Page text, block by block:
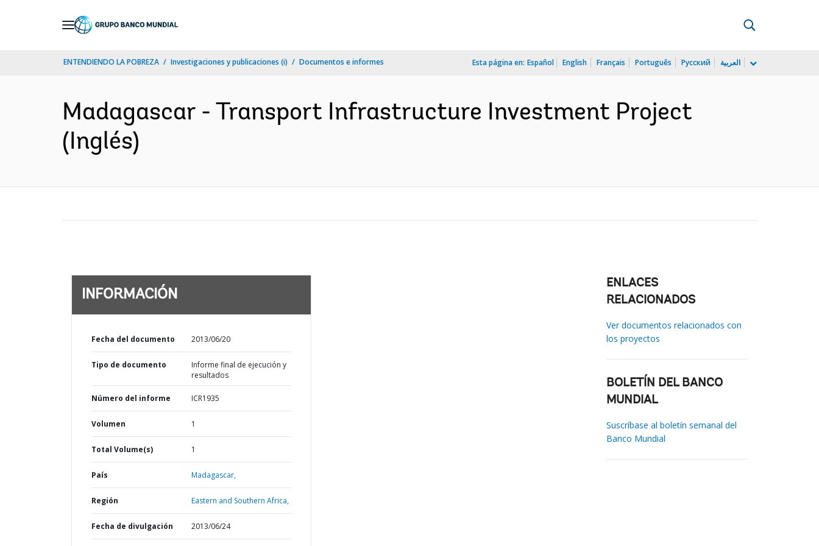
ENTENDIENDO LA POBREZA Investigaciones y publicaciones (i) Documentos e informes Esta página en: Español English Français Português Русский العربية
Madagascar - Transport Infrastructure Investment Project
(Inglés)
INFORMACIÓN
Fecha del documento 2013/06/20
Tipo de documento
Informe final de ejecución y
resultados
Número del informe ICR1935
Volumen 1
Total Volume(s) 1
País Madagascar,
Región Eastern and Southern Africa,
Fecha de divulgación 2013/06/24
ENLACES
RELACIONADOS
Ver documentos relacionados con
los proyectos
BOLETÍN DEL BANCO
MUNDIAL
Suscríbase al boletín semanal del
Banco Mundial